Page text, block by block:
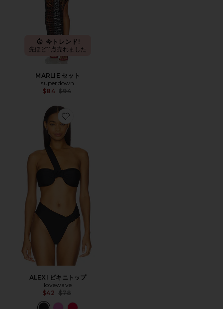
今トレンド!
先ほど11点売れました
MARLIE セット
superdown
$84 Previous price:
$94
Favorite ALEXI ビキニトップ
ALEXI ビキニトップ
lovewave
$42 Previous price:
$78